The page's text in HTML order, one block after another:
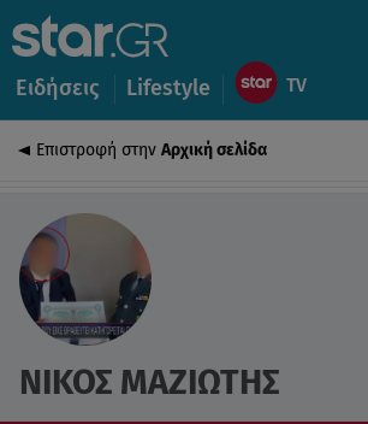
Ειδήσεις Lifestyle
Επιστροφή στην Αρχική σελίδα
ΝΙΚΟΣ ΜΑΖΙΩΤΗΣ